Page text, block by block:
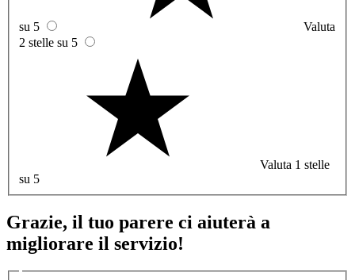
su 5
Valuta
2 stelle su 5
Valuta 1 stelle
su 5
Grazie, il tuo parere ci aiuterà a
migliorare il servizio!